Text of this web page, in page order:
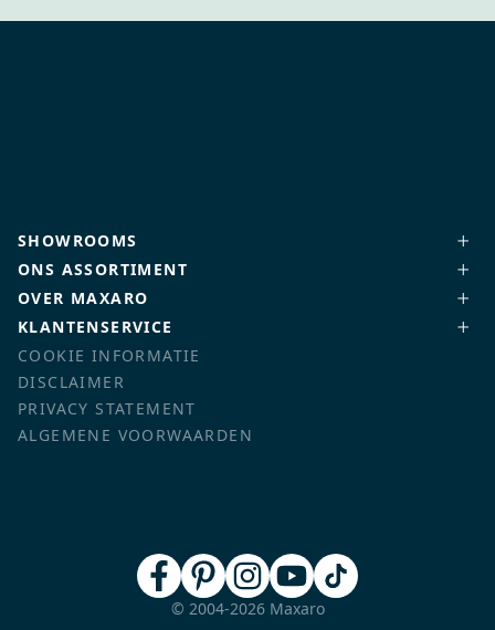
SHOWROOMS
ONS ASSORTIMENT
OVER MAXARO
KLANTENSERVICE
COOKIE INFORMATIE
DISCLAIMER
PRIVACY STATEMENT
ALGEMENE VOORWAARDEN
© 2004-2026 Maxaro